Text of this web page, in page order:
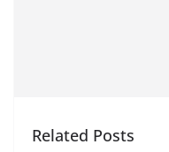
Related Posts